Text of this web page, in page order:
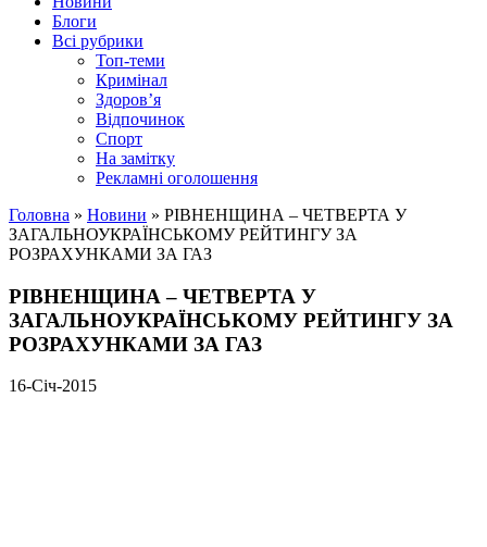
Блоги
Всі рубрики
Топ-теми
Кримінал
Здоров’я
Відпочинок
Спорт
На замітку
Рекламні оголошення
Головна » Новини » РІВНЕНЩИНА – ЧЕТВЕРТА У
ЗАГАЛЬНОУКРАЇНСЬКОМУ РЕЙТИНГУ ЗА
РОЗРАХУНКАМИ ЗА ГАЗ
РІВНЕНЩИНА – ЧЕТВЕРТА У
ЗАГАЛЬНОУКРАЇНСЬКОМУ РЕЙТИНГУ ЗА
РОЗРАХУНКАМИ ЗА ГАЗ
16-Січ-2015